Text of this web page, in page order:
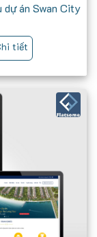
dự án Swan City
₫.
tiết